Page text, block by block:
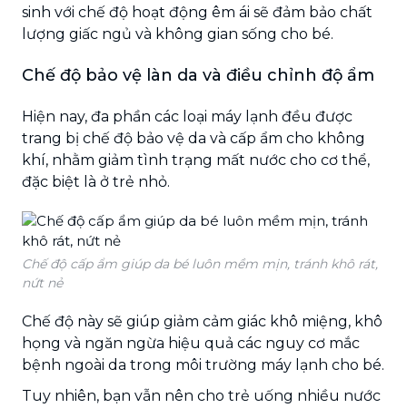
sinh với chế độ hoạt động êm ái sẽ đảm bảo chất
lượng giấc ngủ và không gian sống cho bé.
Chế độ bảo vệ làn da và điều chỉnh độ ẩm
Hiện nay, đa phần các loại máy lạnh đều được
trang bị chế độ bảo vệ da và cấp ẩm cho không
khí, nhằm giảm tình trạng mất nước cho cơ thể,
đặc biệt là ở trẻ nhỏ.
Chế độ cấp ẩm giúp da bé luôn mềm mịn, tránh khô rát,
nứt nẻ
Chế độ này sẽ giúp giảm cảm giác khô miệng, khô
họng và ngăn ngừa hiệu quả các nguy cơ mắc
bệnh ngoài da trong môi trường máy lạnh cho bé.
Tuy nhiên, bạn vẫn nên cho trẻ uống nhiều nước